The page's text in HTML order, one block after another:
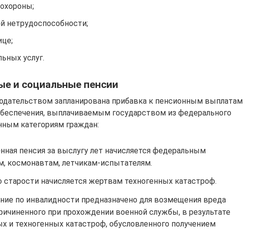
нетрудоспособности;
услуг.
и социальные пенсии
запланирована прибавка к пенсионным выплатам
выплачиваемым государством из федерального
категориям граждан:
пенсия за выслугу лет начисляется федеральным
космонавтам, летчикам-испытателям.
старости начисляется жертвам техногенных катастроф.
по инвалидности предназначено для возмещения вреда
при прохождении военной службы, в результате
и техногенных катастроф, обусловленного получением